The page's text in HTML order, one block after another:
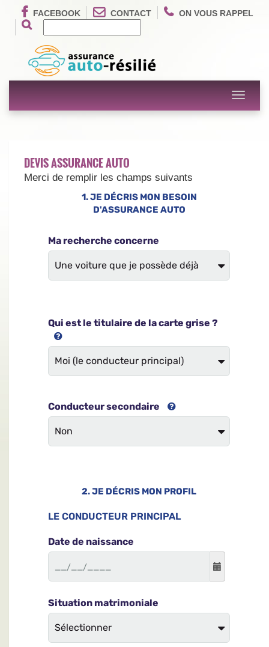
FACEBOOK CONTACT ON VOUS RAPPEL
Toggle
DEVIS ASSURANCE AUTO
Merci de remplir les champs suivants